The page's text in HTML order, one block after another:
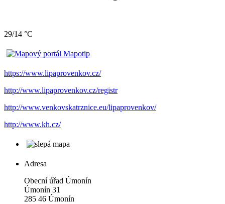
29/14 °C
https://www.lipaprovenkov.cz/
http://www.lipaprovenkov.cz/registr
http://www.venkovskatrznice.eu/lipaprovenkov/
http://www.kh.cz/
Adresa
Obecní úřad Úmonín
Úmonín 31
285 46 Úmonín